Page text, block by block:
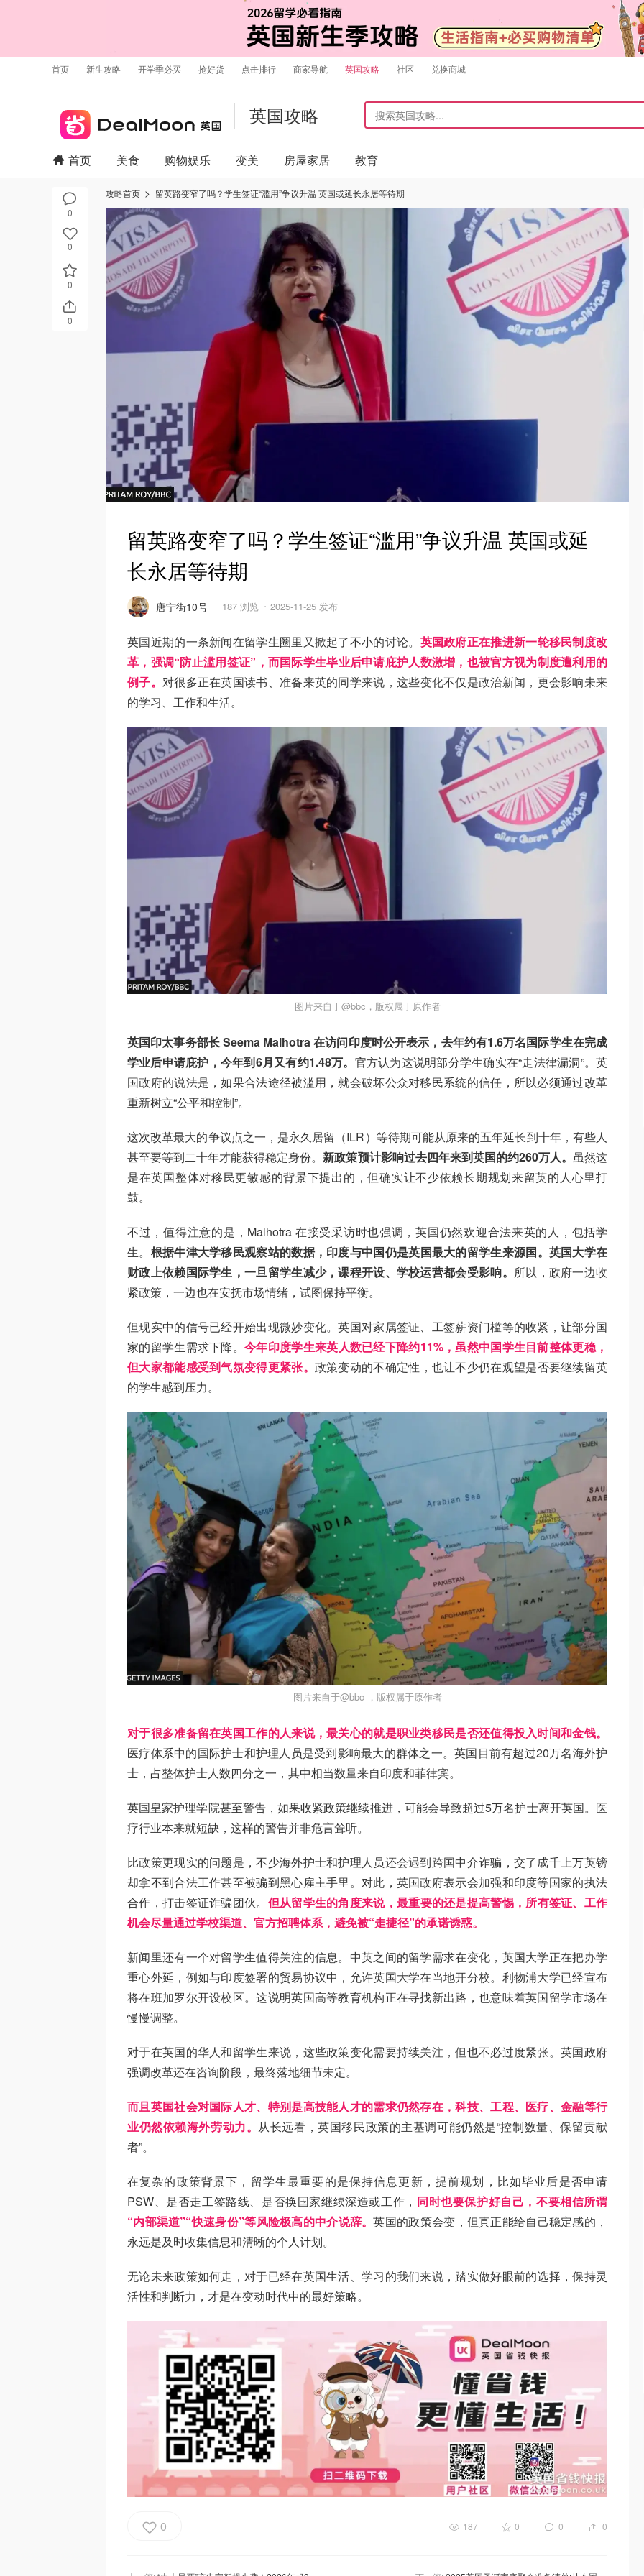
首页 新生攻略 开学季必买 抢好货 点击排行 商家导航 英国攻略 社区 兑换商城
英国攻略
0
0
0
0
首页 美食 购物娱乐 变美 房屋家居 教育
攻略首页 留英路变窄了吗？学生签证“滥用”争议升温 英国或延长永居等待期
留英路变窄了吗？学生签证“滥用”争议升温 英国或延
长永居等待期
唐宁街10号 187 浏览 2025-11-25 发布
英国近期的一条新闻在留学生圈里又掀起了不小的讨论。 英国政府正在推进新一轮移民制度改
革，强调“防止滥用签证”，而国际学生毕业后申请庇护人数激增，也被官方视为制度遭利用的
例子。 对很多正在英国读书、准备来英的同学来说，这些变化不仅是政治新闻，更会影响未来
的学习、工作和生活。
图片来自于@bbc，版权属于原作者
英国印太事务部长 Seema Malhotra 在访问印度时公开表示，去年约有1.6万名国际学生在完成
学业后申请庇护，今年到6月又有约1.48万。 官方认为这说明部分学生确实在“走法律漏洞”。英
国政府的说法是，如果合法途径被滥用，就会破坏公众对移民系统的信任，所以必须通过改革
重新树立“公平和控制”。
这次改革最大的争议点之一，是永久居留（ILR）等待期可能从原来的五年延长到十年，有些人
甚至要等到二十年才能获得稳定身份。新政策预计影响过去四年来到英国的约260万人。 虽然这
是在英国整体对移民更敏感的背景下提出的，但确实让不少依赖长期规划来留英的人心里打
鼓。
不过，值得注意的是，Malhotra 在接受采访时也强调，英国仍然欢迎合法来英的人，包括学
生。 根据牛津大学移民观察站的数据，印度与中国仍是英国最大的留学生来源国。英国大学在
财政上依赖国际学生，一旦留学生减少，课程开设、学校运营都会受影响。 所以，政府一边收
紧政策，一边也在安抚市场情绪，试图保持平衡。
但现实中的信号已经开始出现微妙变化。英国对家属签证、工签薪资门槛等的收紧，让部分国
家的留学生需求下降。今年印度学生来英人数已经下降约11%，虽然中国学生目前整体更稳，
但大家都能感受到气氛变得更紧张。 政策变动的不确定性，也让不少仍在观望是否要继续留英
的学生感到压力。
图片来自于@bbc ，版权属于原作者
对于很多准备留在英国工作的人来说，最关心的就是职业类移民是否还值得投入时间和金钱。
医疗体系中的国际护士和护理人员是受到影响最大的群体之一。英国目前有超过20万名海外护
士，占整体护士人数四分之一，其中相当数量来自印度和菲律宾。
英国皇家护理学院甚至警告，如果收紧政策继续推进，可能会导致超过5万名护士离开英国。医
疗行业本来就短缺，这样的警告并非危言耸听。
比政策更现实的问题是，不少海外护士和护理人员还会遇到跨国中介诈骗，交了成千上万英镑
却拿不到合法工作甚至被骗到黑心雇主手里。对此，英国政府表示会加强和印度等国家的执法
合作，打击签证诈骗团伙。 但从留学生的角度来说，最重要的还是提高警惕，所有签证、工作
机会尽量通过学校渠道、官方招聘体系，避免被“走捷径”的承诺诱惑。
新闻里还有一个对留学生值得关注的信息。中英之间的留学需求在变化，英国大学正在把办学
重心外延，例如与印度签署的贸易协议中，允许英国大学在当地开分校。利物浦大学已经宣布
将在班加罗尔开设校区。这说明英国高等教育机构正在寻找新出路，也意味着英国留学市场在
慢慢调整。
对于在英国的华人和留学生来说，这些政策变化需要持续关注，但也不必过度紧张。英国政府
强调改革还在咨询阶段，最终落地细节未定。
而且英国社会对国际人才、特别是高技能人才的需求仍然存在，科技、工程、医疗、金融等行
业仍然依赖海外劳动力。 从长远看，英国移民政策的主基调可能仍然是“控制数量、保留贡献
者”。
在复杂的政策背景下，留学生最重要的是保持信息更新，提前规划，比如毕业后是否申请
PSW、是否走工签路线、是否换国家继续深造或工作， 同时也要保护好自己，不要相信所谓
“内部渠道”“快速身份”等风险极高的中介说辞。英国的政策会变，但真正能给自己稳定感的，
永远是及时收集信息和清晰的个人计划。
无论未来政策如何走，对于已经在英国生活、学习的我们来说，踏实做好眼前的选择，保持灵
活性和判断力，才是在变动时代中的最好策略。
0 187 0 0 0